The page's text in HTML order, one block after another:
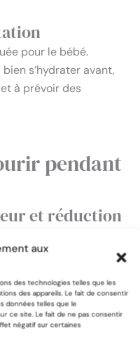
aux
des technologies telles que les
des appareils. Le fait de consentir
données telles que le
ce site. Le fait de ne pas consentir
négatif sur certaines
pour le bébé.
s’hydrater avant,
à prévoir des
pendant
et réduction
stimule la production
maman et le bébé.